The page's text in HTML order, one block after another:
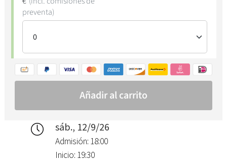
sáb., 12/9/26
Admisión: 18:00
Inicio: 19:30